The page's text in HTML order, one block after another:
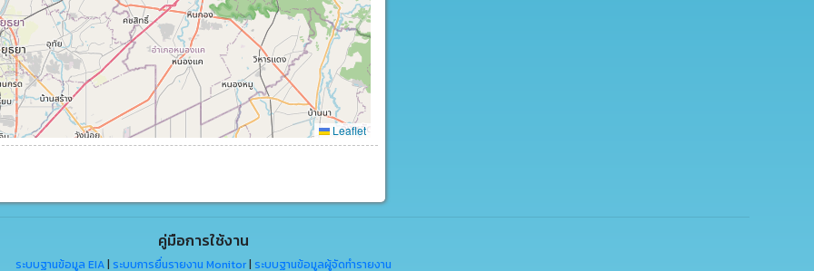
Leaflet
คู่มือการใช้งาน
ระบบฐานข้อมูล EIA ระบบการยื่นรายงาน Monitor ระบบฐานข้อมูลผู้จัดทำรายงาน